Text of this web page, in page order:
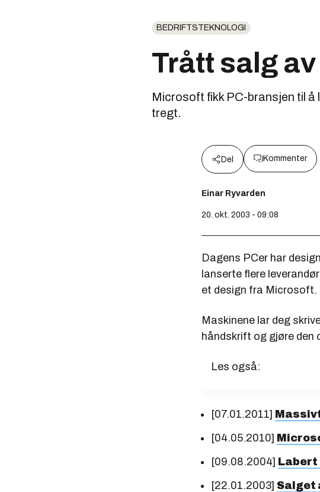
BEDRIFTSTEKNOLOGI
Trått salg
Microsoft fikk PC-bransjen til å
tregt.
Del Kommenter
Einar Ryvarden
20. okt. 2003 - 09:08
Dagens PCer har
lanserte flere
et design fra Microsoft.
Maskinene lar deg
håndskrift og gjøre
Les også:
[07.01.2011]
[04.05.2010]
[09.08.2004] Labert
[22.01.2003] Salget